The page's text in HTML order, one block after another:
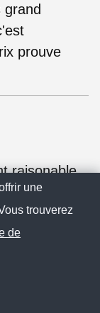
prouve
raisonable
ouvert
une
trouverez
de